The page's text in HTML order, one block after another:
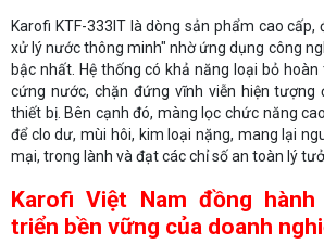
Karofi KTF-333IT là dòng sản phẩm cao
xử lý nước thông minh" nhờ ứng dụng công
bậc nhất. Hệ thống có khả năng loại bỏ
cứng nước, chặn đứng vĩnh viễn hiện tượng
thiết bị. Bên cạnh đó, màng lọc chức năng
để clo dư, mùi hôi, kim loại nặng, mang lại
mại, trong lành và đạt các chỉ số an toàn lý
Karofi Việt Nam đồng
triển bền vững của doanh